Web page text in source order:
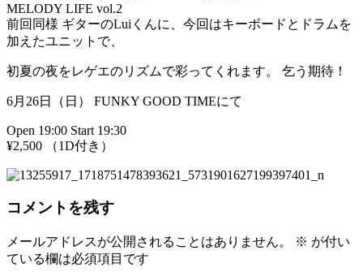
MELODY LIFE vol.2
前回同様 ギターのLuiくんに、 今回はキーボードとドラムを
加えたユニットで、
初夏の夜をレゲエのリズムで彩ってくれます。 乞う期待！
6月26日（日） FUNKY GOOD TIMEにて
Open 19:00 Start 19:30
¥2,500 （1D付き）
コメントを残す
メールアドレスが公開されることはありません。 ※ が付い
ている欄は必須項目です